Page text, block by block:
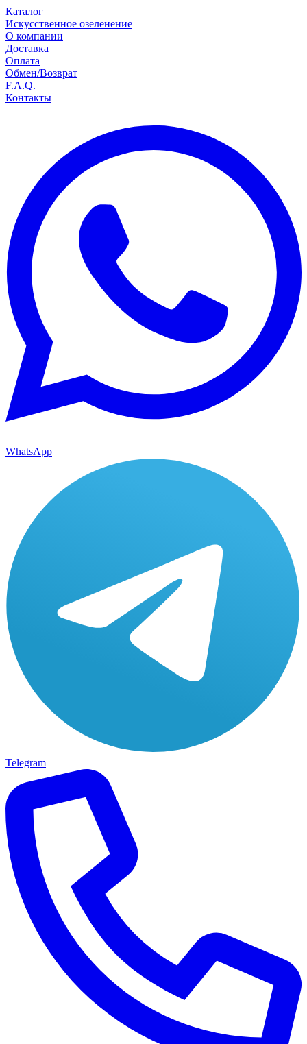
Каталог
Искусственное озеленение
О компании
Доставка
Оплата
Обмен/Возврат
F.A.Q.
Контакты
WhatsApp
Telegram